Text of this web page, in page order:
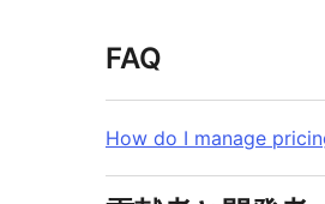
FAQ
How do I manage